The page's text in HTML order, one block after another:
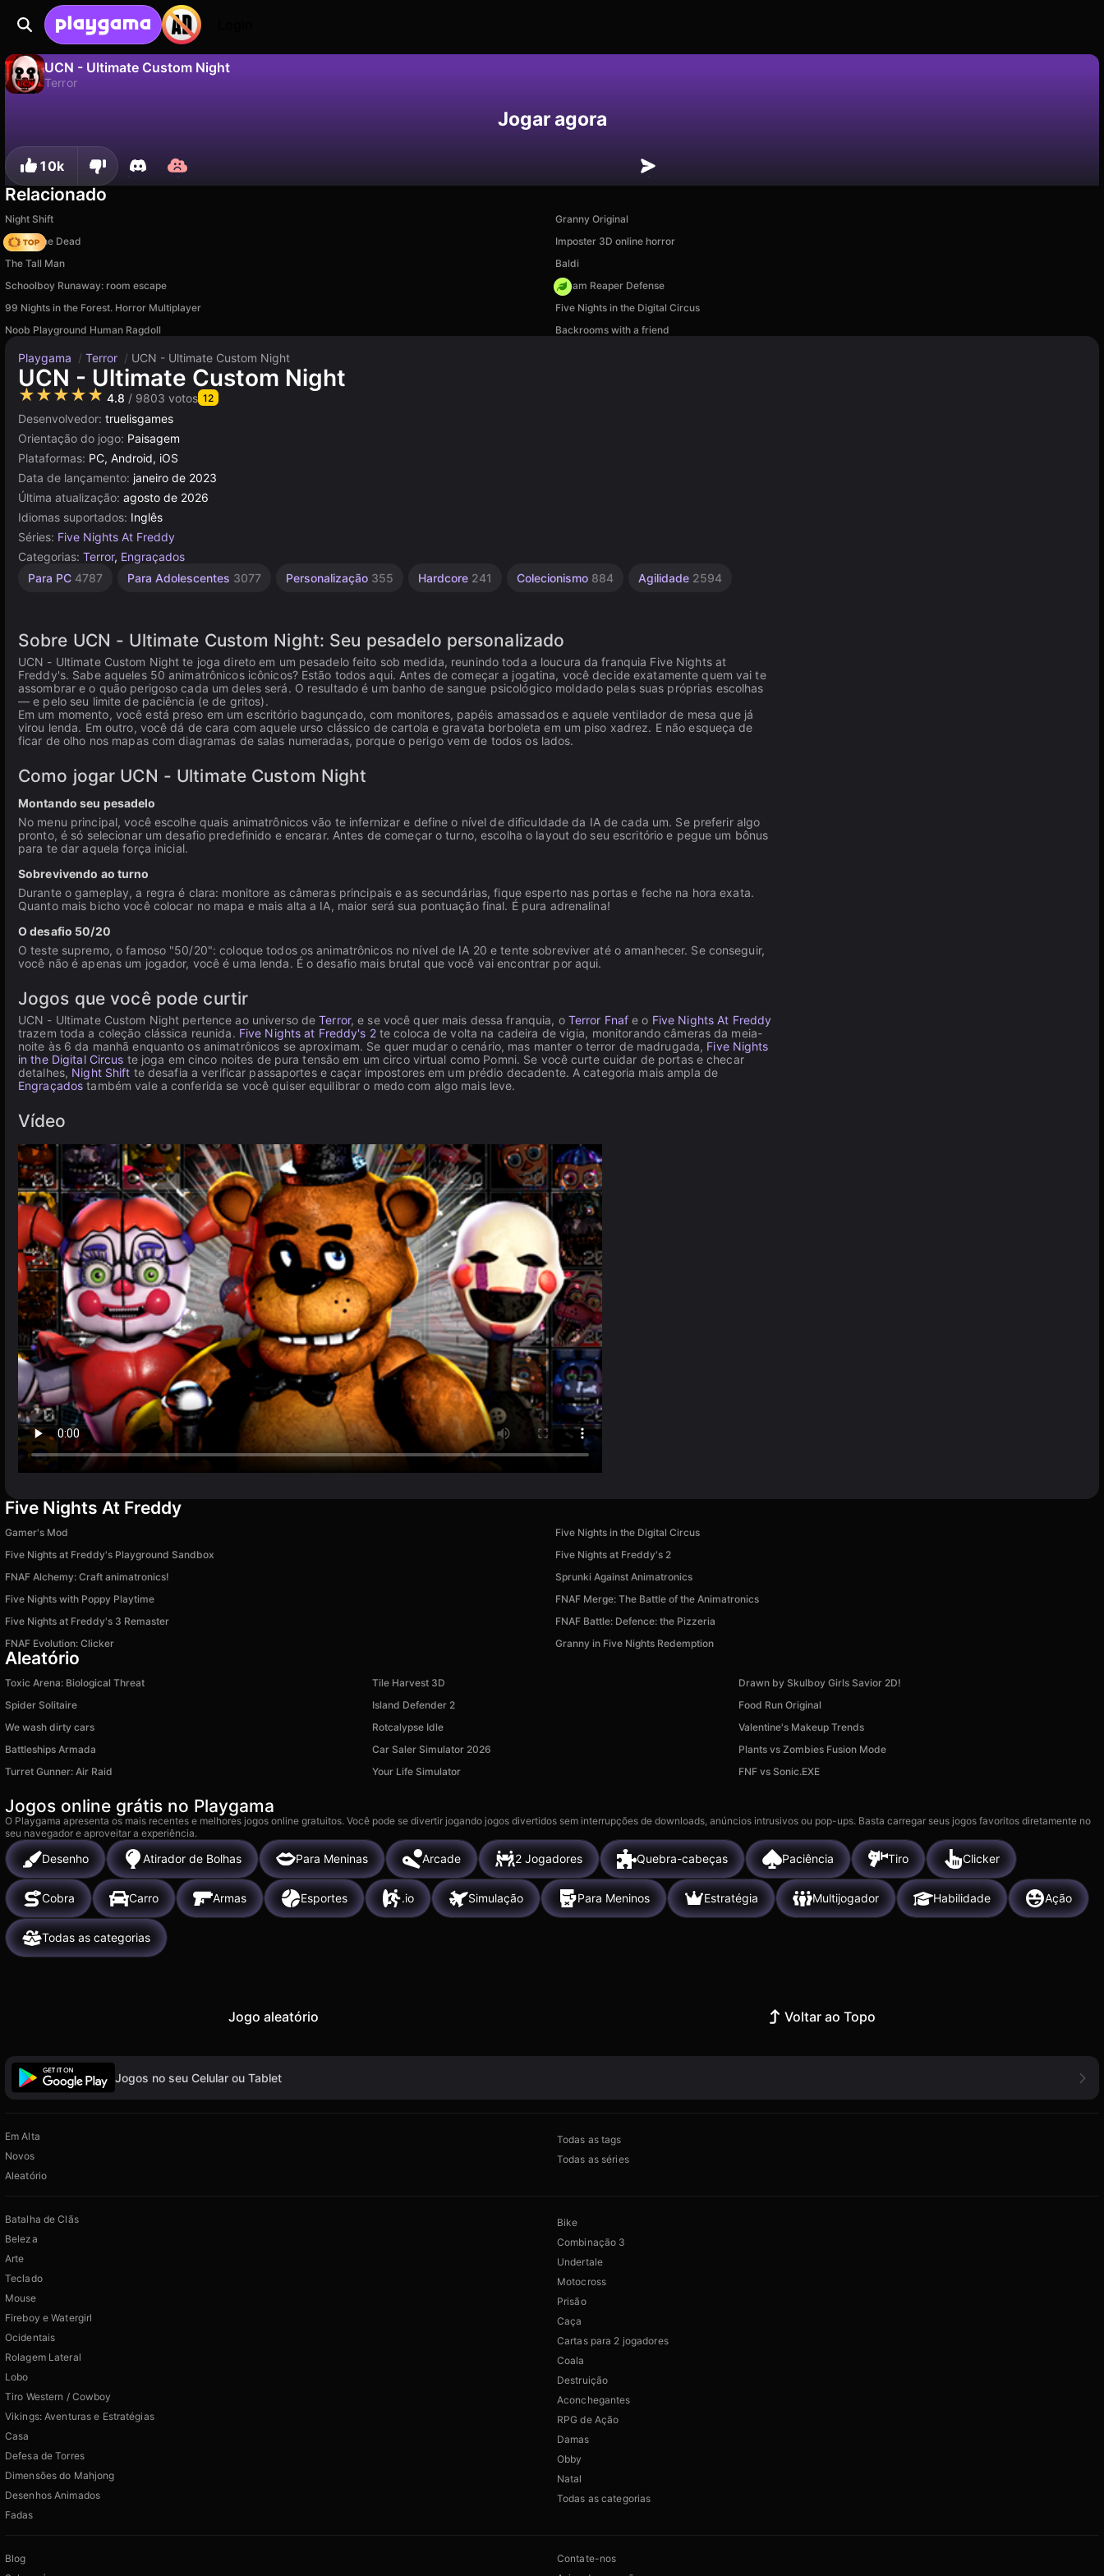
UCN - Ultimate Custom Night
Terror
Jogar agora
10k
Relacionado
Night Shift
Granny Original
Rise of the Dead
Imposter 3D online horror
The Tall Man
Baldi
Schoolboy Runaway: room escape
Dream Reaper Defense
99 Nights in the Forest. Horror Multiplayer
Five Nights in the Digital Circus
Noob Playground Human Ragdoll
Backrooms with a friend
Playgama / Terror / UCN - Ultimate Custom Night
UCN - Ultimate Custom Night
★★★★★ 4.8 / 9803 votos 12
Desenvolvedor: truelisgames
Orientação do jogo: Paisagem
Plataformas: PC, Android, iOS
Data de lançamento: janeiro de 2023
Última atualização: agosto de 2026
Idiomas suportados: Inglês
Séries: Five Nights At Freddy
Categorias: Terror, Engraçados
Para PC 4787 Para Adolescentes 3077 Personalização 355 Hardcore 241 Colecionismo 884 Agilidade 2594
Mesa e
De 1
Indie
Jump
Alta
Russos
Navegador
Sobre UCN - Ultimate Custom Night: Seu pesadelo personalizado
UCN - Ultimate Custom Night te joga direto em um pesadelo feito sob medida, reunindo toda a loucura da franquia Five Nights at
Freddy's. Sabe aqueles 50 animatrônicos icônicos? Estão todos aqui. Antes de começar a jogatina, você decide exatamente quem vai te
assombrar e o quão perigoso cada um deles será. O resultado é um banho de sangue psicológico moldado pelas suas próprias escolhas
— e pelo seu limite de paciência (e de gritos).
Em um momento, você está preso em um escritório bagunçado, com monitores, papéis amassados e aquele ventilador de mesa que já
virou lenda. Em outro, você dá de cara com aquele urso clássico de cartola e gravata borboleta em um piso xadrez. E não esqueça de
ficar de olho nos mapas com diagramas de salas numeradas, porque o perigo vem de todos os lados.
Como jogar UCN - Ultimate Custom Night
Montando seu pesadelo
No menu principal, você escolhe quais animatrônicos vão te infernizar e define o nível de dificuldade da IA de cada um. Se preferir algo
pronto, é só selecionar um desafio predefinido e encarar. Antes de começar o turno, escolha o layout do seu escritório e pegue um bônus
para te dar aquela força inicial.
Sobrevivendo ao turno
Durante o gameplay, a regra é clara: monitore as câmeras principais e as secundárias, fique esperto nas portas e feche na hora exata.
Quanto mais bicho você colocar no mapa e mais alta a IA, maior será sua pontuação final. É pura adrenalina!
O desafio 50/20
O teste supremo, o famoso "50/20": coloque todos os animatrônicos no nível de IA 20 e tente sobreviver até o amanhecer. Se conseguir,
você não é apenas um jogador, você é uma lenda. É o desafio mais brutal que você vai encontrar por aqui.
Jogos que você pode curtir
UCN - Ultimate Custom Night pertence ao universo deTerror, e se você quer mais dessa franquia, o Terror Fnaf e o Five Nights At Freddy
trazem toda a coleção clássica reunida. Five Nights at Freddy's 2te coloca de volta na cadeira de vigia, monitorando câmeras da meia-
noite às 6 da manhã enquanto os animatrônicos se aproximam. Se quer mudar o cenário, mas manter o terror de madrugada, Five Nights
in the Digital Circus te joga em cinco noites de pura tensão em um circo virtual como Pomni. Se você curte cuidar de portas e checar
detalhes, Night Shift te desafia a verificar passaportes e caçar impostores em um prédio decadente. A categoria mais ampla de
Engraçados também vale a conferida se você quiser equilibrar o medo com algo mais leve.
Vídeo
Five Nights At Freddy
Gamer's Mod
Five Nights in the Digital Circus
Five Nights at Freddy's Playground Sandbox
Five Nights at Freddy's 2
FNAF Alchemy: Craft animatronics!
Sprunki Against Animatronics
Five Nights with Poppy Playtime
FNAF Merge: The Battle of the Animatronics
Five Nights at Freddy's 3 Remaster
FNAF Battle: Defence: the Pizzeria
FNAF Evolution: Clicker
Granny in Five Nights Redemption
Aleatório
Toxic Arena: Biological Threat Tile Harvest 3D
Drawn by Skulboy Girls Savior 2D!
Spider Solitaire
Island Defender 2
Food Run Original
We wash dirty cars
Rotcalypse Idle
Valentine's Makeup Trends
Battleships Armada
Car Saler Simulator 2026
Plants vs Zombies Fusion Mode
Turret Gunner: Air Raid
Your Life Simulator FNF vs Sonic.EXE
Jogos online grátis no Playgama
O Playgama apresenta os mais recentes e melhores jogos online gratuitos. Você pode se divertir jogando jogos divertidos sem interrupções de downloads, anúncios intrusivos ou pop-ups. Basta carregar seus jogos favoritos diretamente no
seu navegador e aproveitar a experiência.
Desenho Atirador de Bolhas Para Meninas Arcade 2 Jogadores Quebra-cabeças Paciência Tiro Clicker
Cobra Carro Armas Esportes .io Simulação Para Meninos Estratégia Multijogador Habilidade Ação
Todas as categorias
Jogo aleatório Voltar ao Topo
Jogos no seu Celular ou Tablet
Em Alta
Novos
Aleatório
Todas as tags
Todas as séries
Batalha de Clãs
Beleza
Arte
Teclado
Mouse
Fireboy e Watergirl
Ocidentais
Rolagem Lateral
Lobo
Tiro Western / Cowboy
Vikings: Aventuras e Estratégias
Casa
Defesa de Torres
Dimensões do Mahjong
Desenhos Animados
Fadas
Bike
Combinação 3
Undertale
Motocross
Prisão
Caça
Cartas para 2 jogadores
Coala
Destruição
Aconchegantes
RPG de Ação
Damas
Obby
Natal
Todas as categorias
Blog
Contate-nos